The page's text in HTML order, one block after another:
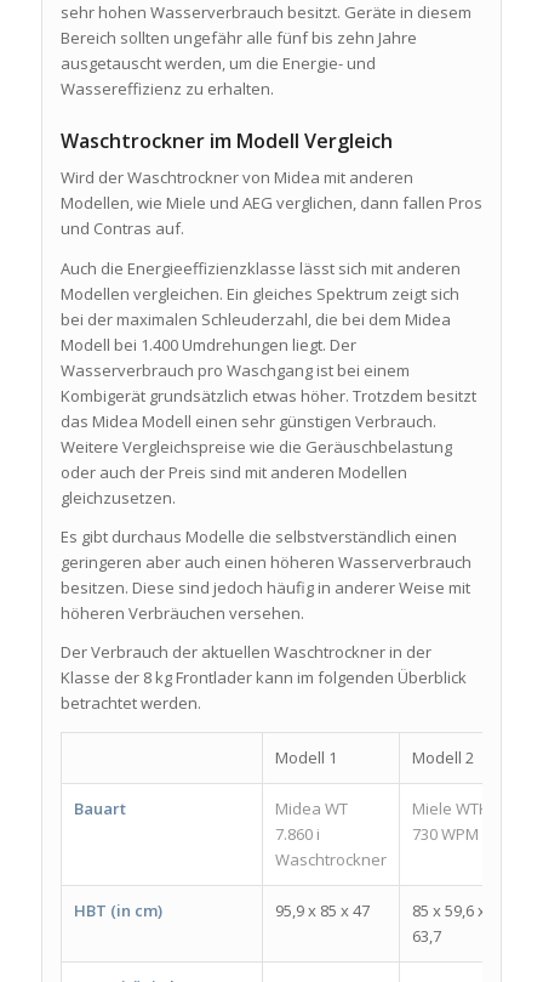
sehr hohen Wasserverbrauch besitzt. Geräte in diesem
Bereich sollten ungefähr alle fünf bis zehn Jahre
ausgetauscht werden, um die Energie- und
Wassereffizienz zu erhalten.
Waschtrockner im Modell Vergleich
Wird der Waschtrockner von Midea mit anderen
Modellen, wie Miele und AEG verglichen, dann fallen Pros
und Contras auf.
Auch die Energieeffizienzklasse lässt sich mit anderen
Modellen vergleichen. Ein gleiches Spektrum zeigt sich
bei der maximalen Schleuderzahl, die bei dem Midea
Modell bei 1.400 Umdrehungen liegt. Der
Wasserverbrauch pro Waschgang ist bei einem
Kombigerät grundsätzlich etwas höher. Trotzdem besitzt
das Midea Modell einen sehr günstigen Verbrauch.
Weitere Vergleichspreise wie die Geräuschbelastung
oder auch der Preis sind mit anderen Modellen
gleichzusetzen.
Es gibt durchaus Modelle die selbstverständlich einen
geringeren aber auch einen höheren Wasserverbrauch
besitzen. Diese sind jedoch häufig in anderer Weise mit
höheren Verbräuchen versehen.
Der Verbrauch der aktuellen Waschtrockner in der
Klasse der 8 kg Frontlader kann im folgenden Überblick
betrachtet werden.
Modell 1 Modell 2
Bauart
Midea WT
7.860 i
Waschtrockner
Miele WTH
730 WPM
HBT (in cm) 95,9 x 85 x 47
85 x 59,6 x
63,7